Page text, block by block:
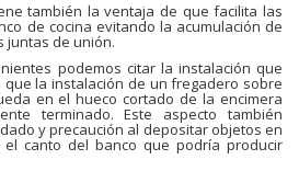
también la ventaja de que facilita las
de cocina evitando la acumulación de
juntas de unión.
podemos citar la instalación que
que la instalación de un fregadero sobre
en el hueco cortado de la encimera
terminado. Este aspecto también
y precaución al depositar objetos en
canto del banco que podría producir